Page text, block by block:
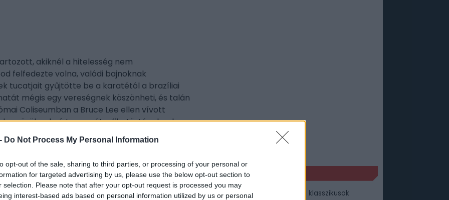
Do Not Process My Personal Information
opt-out of the sale, sharing to third parties, or processing of your personal or
for targeted advertising by us, please use the below opt-out section to
selection. Please note that after your opt-out request is processed you may
interest-based ads based on personal information utilized by us or personal
akiknél a hitelesség nem
felfedezte volna, valódi bajnoknak
tucatjait gyűjtötte be a karatétól a brazíliai
mégis egy vereségnek köszönheti, és talán
Coliseumban a Bruce Lee ellen vívott
örökre beírta magát a filmtörténelembe.
és az amerikai hazafiság arca. Míg
pedig akrobatikával fűszerezte az akciót,
igazságosztót hozta a képernyőn. Olyan
nézőket, és betonozta be hírnevét, mint a
vagy a Magányos farkas, hogy csak
CÍMKÉK
Chuck Norris
chuck norris klasszikusok